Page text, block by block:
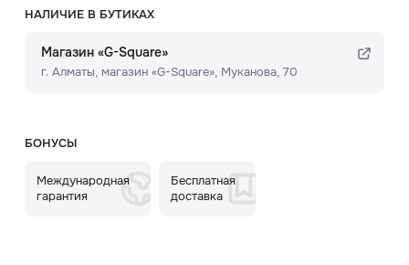
НАЛИЧИЕ В БУТИКАХ
Магазин «G-Square»
г. Алматы, ​магазин «G-Square»​, Муканова, 70
БОНУСЫ
Международная
гарантия
Бесплатная
доставка